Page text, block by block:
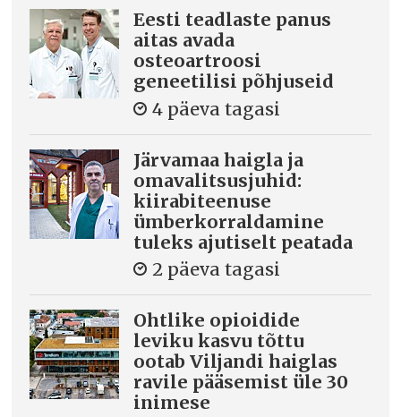
Eesti teadlaste panus
aitas avada
osteoartroosi
geneetilisi põhjuseid
4 päeva tagasi
Järvamaa haigla ja
omavalitsusjuhid:
kiirabiteenuse
ümberkorraldamine
tuleks ajutiselt peatada
2 päeva tagasi
Ohtlike opioidide
leviku kasvu tõttu
ootab Viljandi haiglas
ravile pääsemist üle 30
inimese